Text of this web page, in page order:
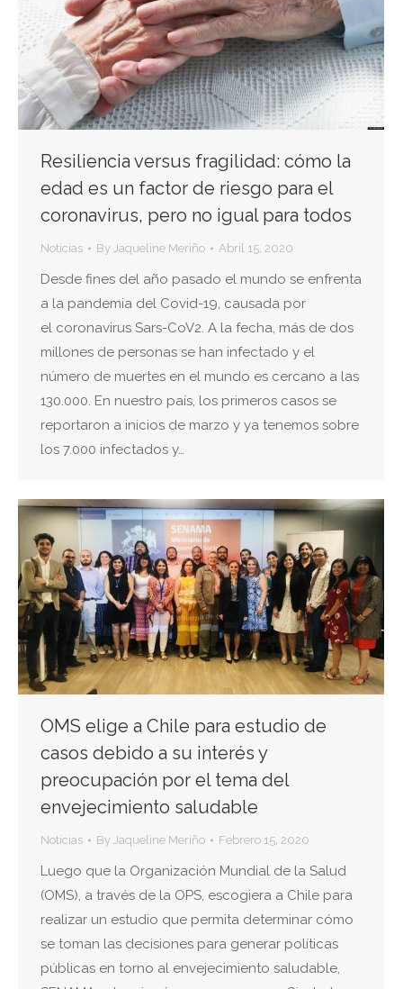
Resiliencia versus fragilidad: cómo la
edad es un factor de riesgo para el
coronavirus, pero no igual para todos
Noticias By Jaqueline Meriño Abril 15, 2020
Desde fines del año pasado el mundo se enfrenta
a la pandemia del Covid-19, causada por
el coronavirus Sars-CoV2. A la fecha, más de dos
millones de personas se han infectado y el
número de muertes en el mundo es cercano a las
130.000. En nuestro país, los primeros casos se
reportaron a inicios de marzo y ya tenemos sobre
los 7.000 infectados y…
OMS elige a Chile para estudio de
casos debido a su interés y
preocupación por el tema del
envejecimiento saludable
Noticias By Jaqueline Meriño Febrero 15, 2020
Luego que la Organización Mundial de la Salud
(OMS), a través de la OPS, escogiera a Chile para
realizar un estudio que permita determinar cómo
se toman las decisiones para generar políticas
públicas en torno al envejecimiento saludable,